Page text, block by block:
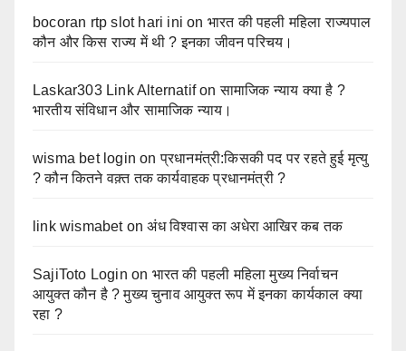
bocoran rtp slot hari ini on भारत की पहली महिला राज्यपाल
कौन और किस राज्य में थी ? इनका जीवन परिचय।
Laskar303 Link Alternatifonसामाजिक न्याय क्या है ?
भारतीय संविधान और सामाजिक न्याय।
wisma bet login onप्रधानमंत्री:किसकी पद पर रहते हुई मृत्यु
? कौन कितने वक़्त तक कार्यवाहक प्रधानमंत्री ?
link wismabetonअंध विश्वास का अधेरा आखिर कब तक
SajiToto Login on भारत की पहली महिला मुख्य निर्वाचन
आयुक्त कौन है ? मुख्य चुनाव आयुक्त रूप में इनका कार्यकाल क्या
रहा ?